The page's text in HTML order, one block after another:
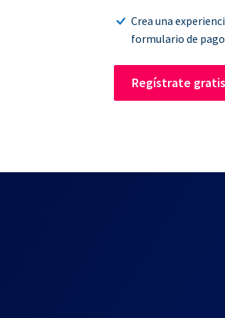
Crea una
formulario de
Regístrate gratis